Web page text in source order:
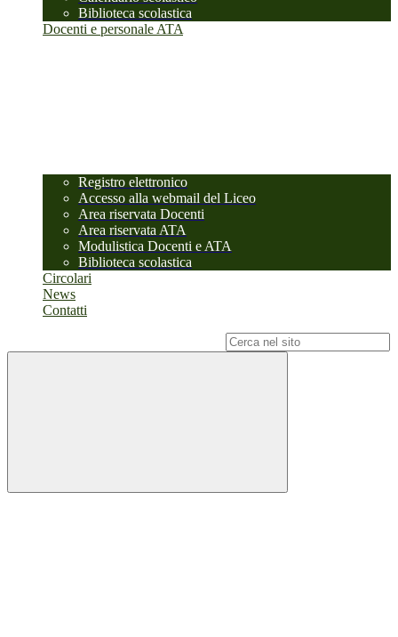
Biblioteca scolastica
Docenti e personale ATA
Registro elettronico
Accesso alla webmail del Liceo
Area riservata Docenti
Area riservata ATA
Modulistica Docenti e ATA
Biblioteca scolastica
Circolari
News
Contatti